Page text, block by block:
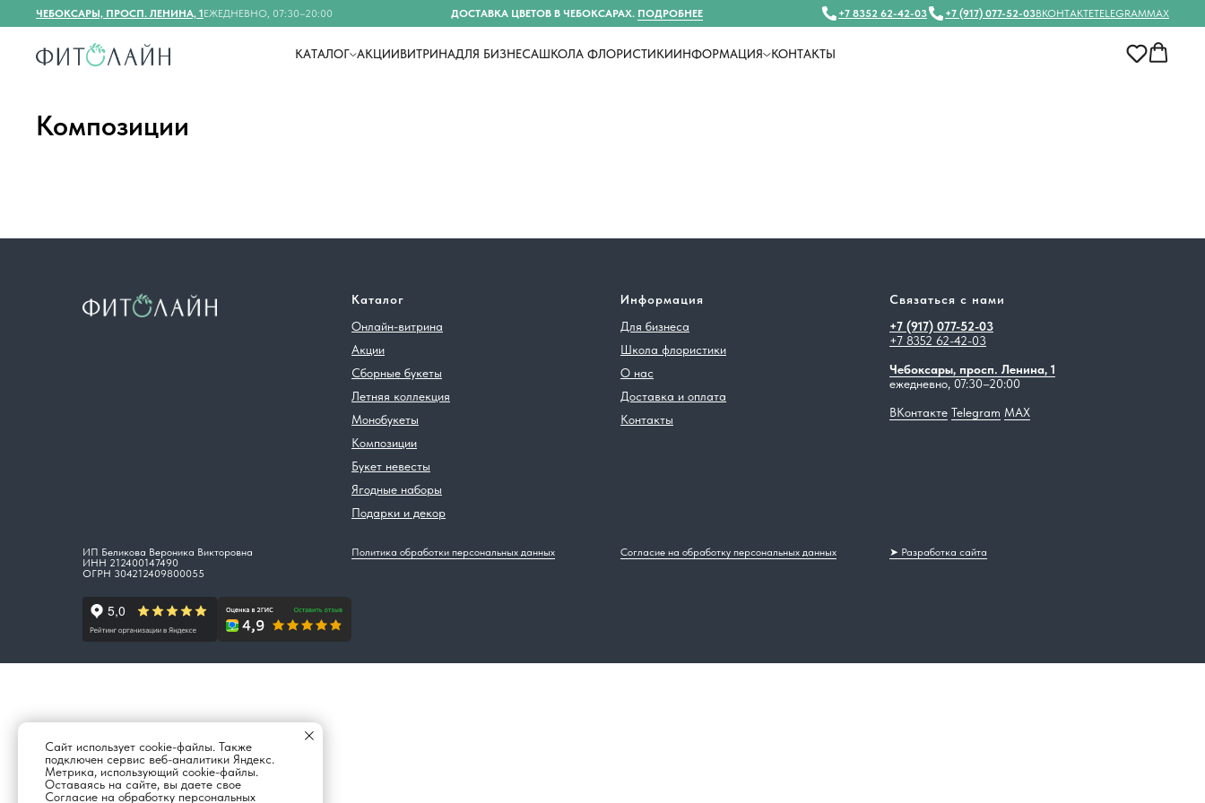
ЧЕБОКСАРЫ, ПРОСП. ЛЕНИНА, 1ЕЖЕДНЕВНО, 07:30–20:00 ДОСТАВКА ЦВЕТОВ В ЧЕБОКСАРАХ. ПОДРОБНЕЕ +7 8352 62-42-03 +7 (917) 077-52-03ВКОНТАКТЕTELEGRAMMAX
КАТАЛОГ АКЦИИВИТРИНАДЛЯ БИЗНЕСАШКОЛА ФЛОРИСТИКИИНФОРМАЦИЯ КОНТАКТЫ
Композиции
Каталог
Онлайн-витрина
Акции
Сборные букеты
Летняя коллекция
Монобукеты
Композиции
Букет невесты
Ягодные наборы
Подарки и декор
Информация
Для бизнеса
Школа флористики
О нас
Доставка и оплата
Контакты
Связаться с нами
+7 (917) 077-52-03
+7 8352 62-42-03
Чебоксары, просп. Ленина, 1
ежедневно, 07:30–20:00
ВКонтакте Telegram MAX
ИП Беликова Вероника Викторовна
ИНН 212400147490
ОГРН 304212409800055
Политика обработки персональных данных Согласие на обработку персональных данных ➤ Разработка сайта
Сайт использует cookie-файлы. Также
подключен сервис веб-аналитики Яндекс.
Метрика, использующий cookie-файлы.
Оставаясь на сайте, вы даете свое
Согласие на обработку персональных